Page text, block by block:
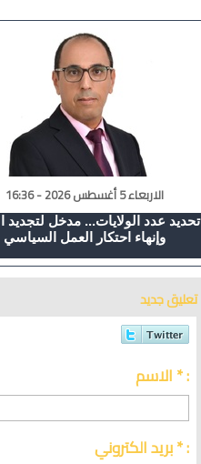
الاربعاء 5 أغسطس 2026 - 16:36
تحديد عدد الولايات... مدخل لتجديد
وإنهاء احتكار العمل السياسي
تعليق جديد
الاسم * :
بريد الكتروني * :